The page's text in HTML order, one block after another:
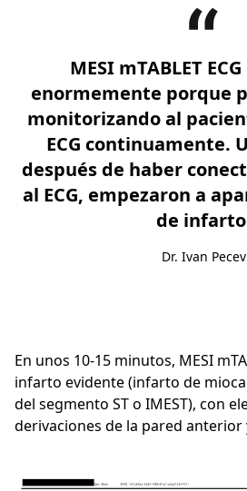
MESI mTABLET
enormemente porque
monitorizando al
ECG continuamente.
después de haber
al ECG, empezaron a
de
Dr. Ivan Pecev
En unos 10-15 minutos, MESI
infarto evidente (infarto de
del segmento ST o IMEST), con
derivaciones de la pared anterior